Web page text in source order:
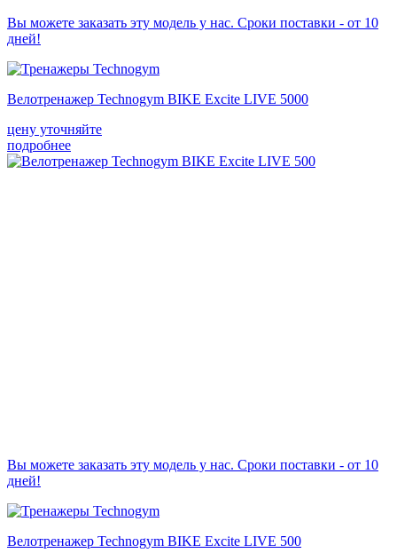
Вы можете заказать эту модель у нас. Сроки поставки - от 10
дней!
Велотренажер Technogym BIKE Excite LIVE 5000
цену уточняйте
подробнее
Вы можете заказать эту модель у нас. Сроки поставки - от 10
дней!
Велотренажер Technogym BIKE Excite LIVE 500